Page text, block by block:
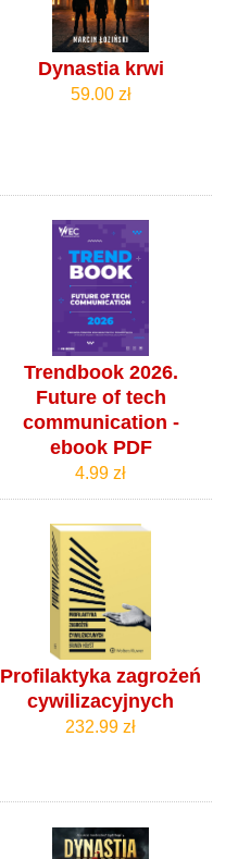
Dynastia krwi
59.00 zł
Trendbook 2026.
Future of tech
communication -
ebook PDF
4.99 zł
Profilaktyka zagrożeń
cywilizacyjnych
232.99 zł